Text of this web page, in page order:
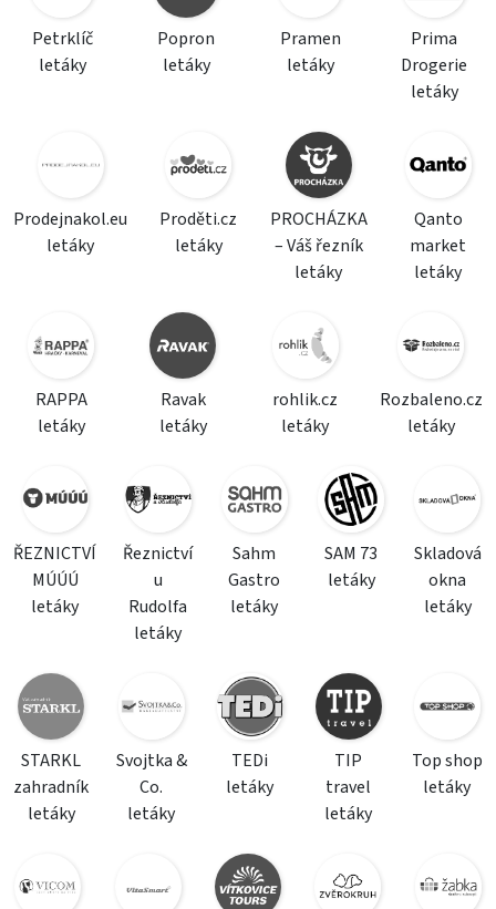
Petrklíč
letáky
Popron
letáky
Pramen
letáky
Prima
Drogerie
letáky
Prodejnakol.eu
letáky
Proděti.cz
letáky
PROCHÁZKA
– Váš řezník
letáky
Qanto
market
letáky
RAPPA
letáky
Ravak
letáky
rohlik.cz
letáky
Rozbaleno.cz
letáky
ŘEZNICTVÍ
MÚÚÚ
letáky
Řeznictví
u
Rudolfa
letáky
Sahm
Gastro
letáky
SAM 73
letáky
Skladová
okna
letáky
STARKL
zahradník
letáky
Svojtka &
Co.
letáky
TEDi
letáky
TIP
travel
letáky
Top shop
letáky